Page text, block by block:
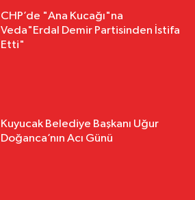
CHP’de "Ana Kucağı"na
Veda"Erdal Demir Partisinden İstifa
Etti"
Kuyucak Belediye Başkanı Uğur
Doğanca’nın Acı Günü